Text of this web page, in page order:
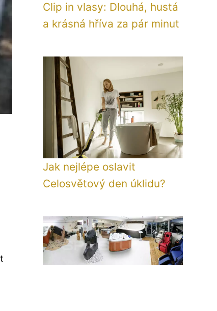
Clip in vlasy: Dlouhá, hustá
a krásná hříva za pár minut
Jak nejlépe oslavit
Celosvětový den úklidu?